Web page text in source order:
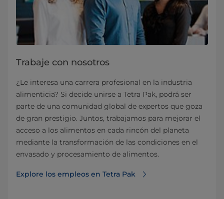
Trabaje con nosotros
¿Le interesa una carrera profesional en la industria
alimenticia? Si decide unirse a Tetra Pak, podrá ser
parte de una comunidad global de expertos que goza
de gran prestigio. Juntos, trabajamos para mejorar el
acceso a los alimentos en cada rincón del planeta
mediante la transformación de las condiciones en el
envasado y procesamiento de alimentos.
Explore los empleos en Tetra Pak